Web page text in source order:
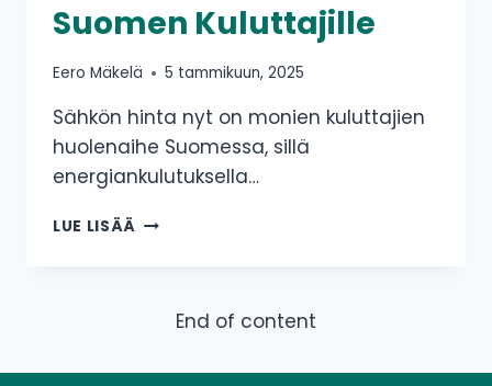
Suomen Kuluttajille
Eero Mäkelä 5 tammikuun, 2025
Sähkön hinta nyt on monien kuluttajien
huolenaihe Suomessa, sillä
energiankulutuksella…
LUE LISÄÄ SÄHKÖN
STRATEGIAT
End of content